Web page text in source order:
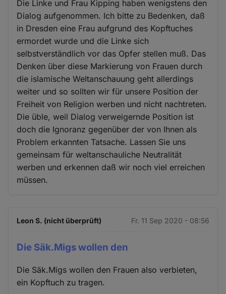
Die Linke und Frau Kipping haben wenigstens den
Dialog aufgenommen. Ich bitte zu Bedenken, daß
in Dresden eine Frau aufgrund des Kopftuches
ermordet wurde und die Linke sich
selbstverständlich vor das Opfer stellen muß. Das
Denken über diese Markierung von Frauen durch
die islamische Weltanschauung geht allerdings
weiter und so sollten wir für unsere Position der
Freiheit von Religion werben und nicht nachtreten.
Die üble, weil Dialog verweigernde Position ist
doch die Ignoranz gegenüber der von Ihnen als
Problem erkannten Tatsache. Lassen Sie uns
gemeinsam für weltanschauliche Neutralität
werben und erkennen daß wir noch viel erreichen
müssen.
Leon S. (nicht überprüft) Fr. 11 Sep 2020 - 08:56
Die Säk.Migs wollen den
Die Säk.Migs wollen den Frauen also verbieten,
ein Kopftuch zu tragen.